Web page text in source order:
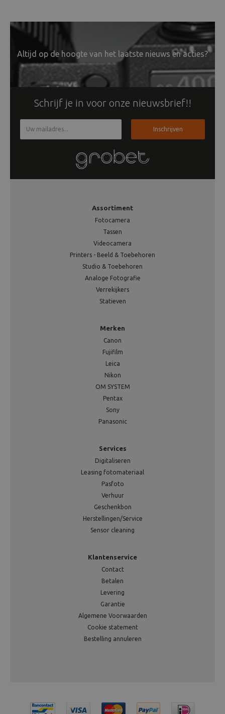
Altijd op de hoogte van het laatste nieuws en acties?
Schrijf je in voor onze nieuwsbrief!!
Inschrijven
Assortiment
Fotocamera
Tassen
Videocamera
Printers - Beeld & Toebehoren
Studio & Toebehoren
Analoge Fotografie
Verrekijkers
Statieven
Merken
Canon
Fujifilm
Leica
Nikon
OM SYSTEM
Pentax
Sony
Panasonic
Services
Digitaliseren
Leasing fotomateriaal
Pasfoto
Verhuur
Geschenkbon
Herstellingen/Service
Sensor cleaning
Klantenservice
Contact
Betalen
Levering
Garantie
Algemene Voorwaarden
Cookie statement
Bestelling annuleren